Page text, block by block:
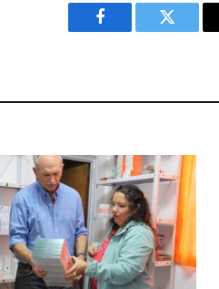
Facebook Twitter